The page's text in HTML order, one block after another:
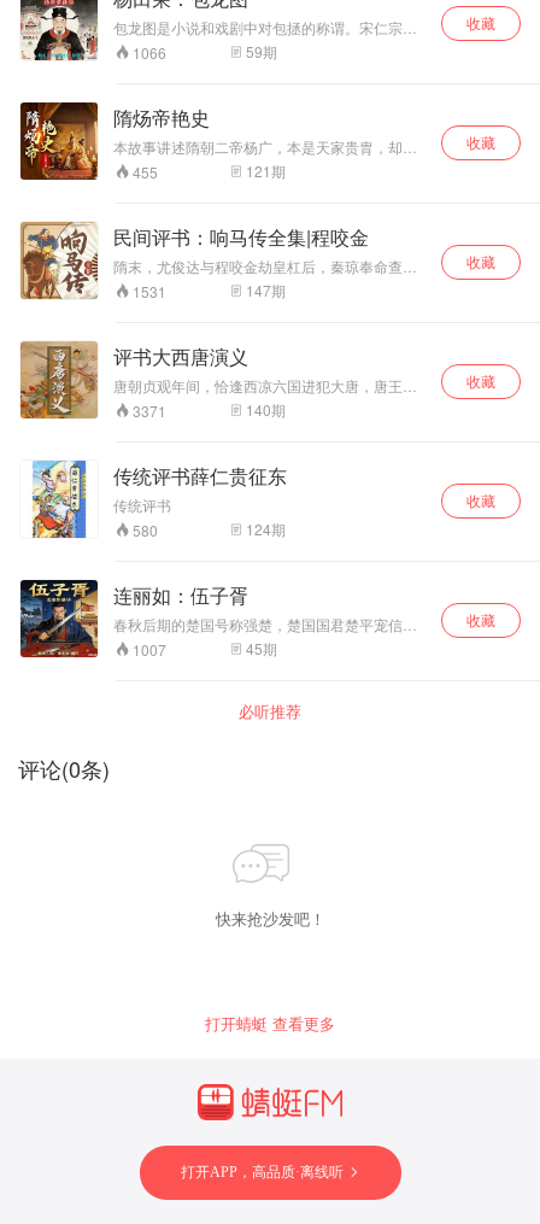
书主题环绕在群侠于忠协助平定藩王作乱、于义
惩治为恶盗匪两大主题，全书贯彻忠义思想，歌
颂行侠仗义精神
包龙图是小说和戏剧中对包拯的称谓。宋仁宗皇
帝之前，并没有“龙图”这种官职，只是从包公才开
始。在民间传说提到：包公曾使仁宗皇帝母子团
清正，百姓呼为“包青天”；仁宗皇帝亲自为包公画
了一张半身像，御赐给包公；因为是皇帝画的，
所以就称“龙图”。“龙图”不是随便可以挂的，所以
仁宗皇帝又御赐造一座楼阁，把“龙图”挂在里面，
就叫“龙图阁”，作为包公的官府。后来，包公屡建
做包龙图了。
1066 59期
收藏
隋炀帝艳史
本故事讲述隋朝二帝杨广，本是天家贵胄，却暗
藏狼子野心。他人前扮作谦谦君子，骗得文帝欢
心，背后却勾结权臣、弑父杀兄，踩着至亲尸骨
淫无度的"风流天子"。纳庶母宣华夫人为妃，大兴
土木营建洛阳迷楼，广选天下美人充作宫娥；为
一睹江都琼花，竟征调百万民夫开凿大运河，无
数百姓葬身河底；又造龙舟、制"任意车"，穷尽奢
靡之能事，将人间化作欲海深渊。 然而天道好
中，杨广终于迎来众叛亲离的末路。这段评书，
既有宫廷深处的香艳秘闻，又含王朝倾覆的血色
真相，更藏着"水能载舟，亦能覆舟"的千年警世恒
言！欲知一代暴君如何从权倾天下走向身死国
455 121期
收藏
民间评书：响马传全集|程咬金
隋末，尤俊达与程咬金劫皇杠后，秦琼奉命查
访，知为好友所为。程虽挺身而出，秦亦仗义允
为担当。县官惧杨林之威，责秦琼，缉尤、程归
众自承，秦琼劈牌烧批，以示决绝。会杨林引军
至，秦知众友无备，故意被杨擒去，咬金亦被
擒。秦琼计诱杨林离境，三十六友大反山东，至
瓦岗聚义。杨林知中计，欲斩秦琼，秦以言激
之，杨乃计摆恶阵，欲运瓦岗群雄一网打尽。秦
1531 147期
收藏
评书大西唐演义
唐朝贞观年间，恰逢西凉六国进犯大唐，唐王李
世民决心御驾亲征，平定西凉。 薛仁贵征东有
功，被封为平辽王。因与皇叔李道宗结怨，被陷
哈迷国犯境，徐茂公立推荐仁贵挂帅征战罗通秦
怀玉程咬金三请薛仁贵，挂帅征西,被困锁阳城，
为苏宝同飞刀所伤。程咬金回京搬兵，薛丁山出
世校场夺魁挂二路元帅出征西凉国，罗通盘肠大
战王伯超，解锁阳二打概利花[位成白关二洁樊梨
家将三代尽忠烈，众英雄浴血破西凉，这才换得
贞观盛世得以太平，大唐天子凯歌还朝。
3371 140期
收藏
传统评书薛仁贵征东
传统评书
580
124期
收藏
连丽如：伍子胥
春秋后期的楚国号称强楚，楚国国君楚平宠信奸
臣，贪恋女色，父纳子媳，又残害忠良，杀害了
老忠臣太师伍奢及长子伍尚。伍奢的次子伍子胥
到宋、郑两国不能存身。伍子胥逃到了吴国，结
交了孝子专诸、公子姬光，后保公子姬光。专诸
1007 45期
收藏
必听推荐
评论(0条)
快来抢沙发吧！
打开蜻蜓 查看更多
打开APP，高品质·离线听